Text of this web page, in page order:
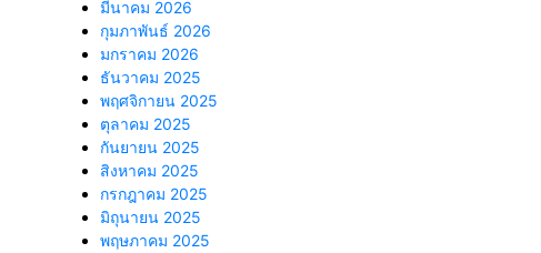
มีนาคม 2026
กุมภาพันธ์ 2026
มกราคม 2026
ธันวาคม 2025
พฤศจิกายน 2025
ตุลาคม 2025
กันยายน 2025
สิงหาคม 2025
กรกฎาคม 2025
มิถุนายน 2025
พฤษภาคม 2025